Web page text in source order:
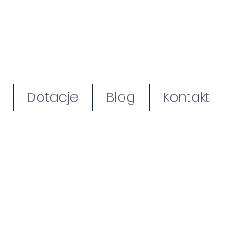
Dotacje Blog Kontakt